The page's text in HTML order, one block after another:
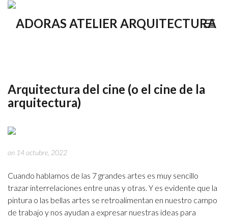
Arquitectura del cine (o el cine de la
arquitectura)
on 14 octubre, 2022
Cuando hablamos de las 7 grandes artes es muy sencillo
trazar interrelaciones entre unas y otras. Y es evidente que la
pintura o las bellas artes se retroalimentan en nuestro campo
de trabajo y nos ayudan a expresar nuestras ideas para